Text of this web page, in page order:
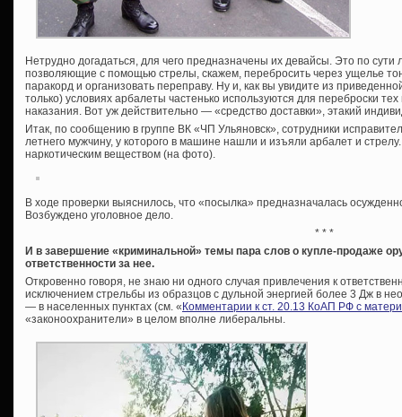
Нетрудно догадаться, для чего предназначены их девайсы. Это по сути
позволяющие с помощью стрелы, скажем, перебросить через ущелье
паракорд и организовать переправу. Ну и, как вы увидите из
только) условиях арбалеты частенько используются для переброски
наказания. Вот уж действительно — «средство доставки», этакий
Итак, по сообщению в группе ВК «ЧП Ульяновск», сотрудники
летнего мужчину, у которого в машине нашли и изъяли арбалет и
наркотическим веществом (на фото).
В ходе проверки выяснилось, что «посылка» предназначалась
Возбуждено уголовное дело.
* * *
И в завершение «криминальной» темы пара слов о купле-продаже
ответственности за нее.
Откровенно говоря, не знаю ни одного случая привлечения к
исключением стрельбы из образцов с дульной энергией более 3 Дж в
— в населенных пунктах (см. « Комментарии к ст. 20.13 КоАП РФ с
«законоохранители» в целом вполне либеральны.